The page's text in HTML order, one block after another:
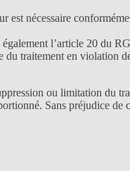
est nécessaire
également l’article 20 du
du traitement en violation
ou limitation du
Sans préjudice de